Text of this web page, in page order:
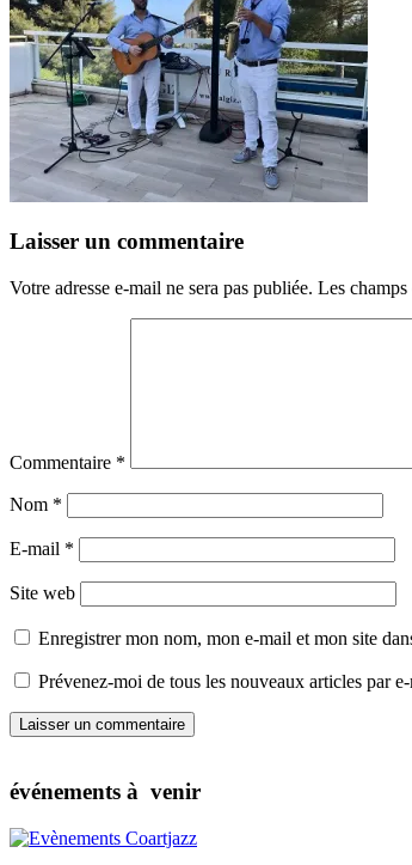
Laisser un commentaire
Votre adresse e-mail ne sera pas publiée. Les
Commentaire *
Nom *
E-mail *
Site web
Enregistrer mon nom, mon e-mail et mon site
Prévenez-moi de tous les nouveaux articles par
événements à venir